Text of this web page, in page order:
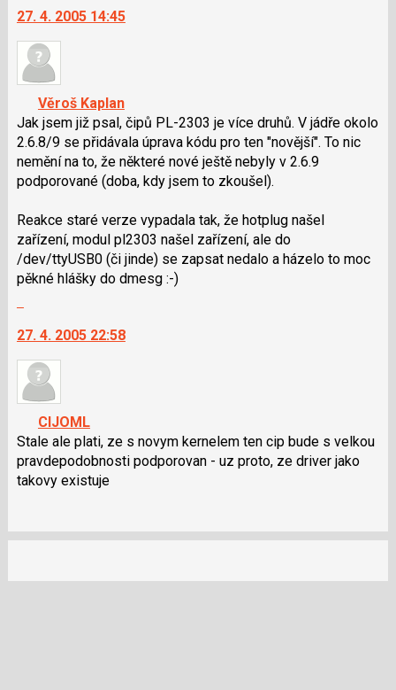
pro
předchozí
nový
názor
další
nový
názor.
navigaci
lze
použít
klávesy
N
pro
následující
P
nový
27. 4. 2005 14:45
Věroš Kaplan
Jak jsem již psal, čipů PL-2303 je více druhů. V jádře okolo
2.6.8/9 se přidávala úprava kódu pro ten "novější". To nic
nemění na to, že některé nové ještě nebyly v 2.6.9
podporované (doba, kdy jsem to zkoušel).
Reakce staré verze vypadala tak, že hotplug našel
zařízení, modul pl2303 našel zařízení, ale do
/dev/ttyUSB0 (či jinde) se zapsat nedalo a házelo to moc
pěkné hlášky do dmesg :-)
další
nový
názor.
navigaci
lze
použít
klávesy
pro
27. 4. 2005 22:58
CIJOML
Stale ale plati, ze s novym kernelem ten cip bude s velkou
pravdepodobnosti podporovan - uz proto, ze driver jako
takovy existuje